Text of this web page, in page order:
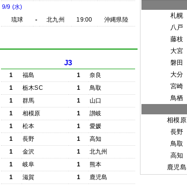
9/9 (水)
琉球
- 北九州 19:00 沖縄県陸
J3
1 福島 1
奈良
1
栃木SC 1
鳥取
1
群馬 1
山口
1
相模原 1
讃岐
1
松本 1
愛媛
1
長野 1
高知
1
金沢 1
北九州
1
岐阜 1
熊本
1
滋賀 1
鹿児島
札幌
八戸
藤枝
大宮
磐田
大分
宮崎
鳥栖
相模原
長野
鳥取
高知
鹿児島